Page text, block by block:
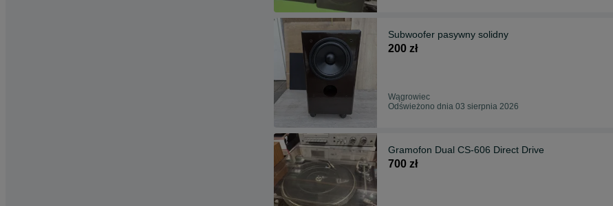
Subwoofer pasywny solidny
200 zł
Wągrowiec
Odświeżono dnia 03 sierpnia 2026
Gramofon Dual CS-606 Direct Drive
700 zł